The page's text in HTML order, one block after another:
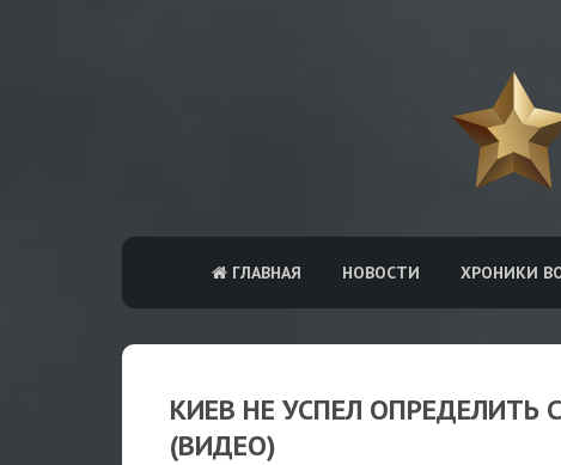
ГЛАВНАЯ НОВОСТИ ХРОНИКИ
КИЕВ НЕ УСПЕЛ ОПРЕДЕЛИТЬ
(ВИДЕО)